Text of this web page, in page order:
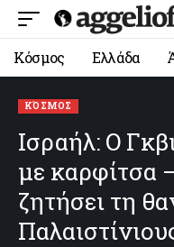
Κόσμος Ελλάδα
ΚΌΣΜΟΣ
Ισραήλ: Ο
με καρφίτσα
ζητήσει τη